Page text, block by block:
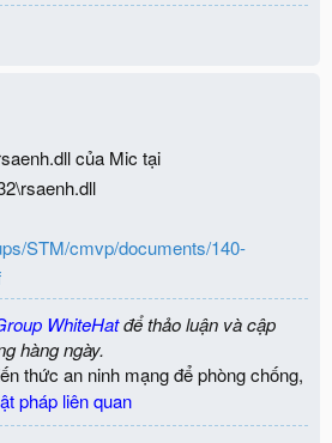
của Mic tại
STM/cmvp/documents/140-
WhiteHatđể thảo luận và cập
hàng ngày.
thức an ninh mạng để phòng chống,
pháp liên quan